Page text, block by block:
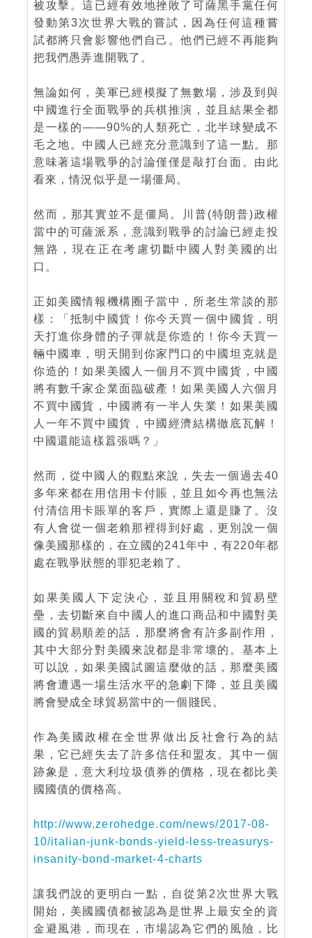
被攻擊。這已經有效地挫敗了可薩黑手黨任何
發動第3次世界大戰的嘗試，因為任何這種嘗
試都將只會影響他們自己。他們已經不再能夠
把我們愚弄進開戰了。
無論如何，美軍已經模擬了無數場，涉及到與
中國進行全面戰爭的兵棋推演，並且結果全都
是一樣的——90%的人類死亡，北半球變成不
毛之地。中國人已經充分意識到了這一點。那
意味著這場戰爭的討論僅僅是敲打台面。由此
看來，情況似乎是一場僵局。
然而，那其實並不是僵局。川普(特朗普)政權
當中的可薩派系，意識到戰爭的討論已經走投
無路，現在正在考慮切斷中國人對美國的出
口。
正如美國情報機構圈子當中，所老生常談的那
樣：「抵制中國貨！你今天買一個中國貨，明
天打進你身體的子彈就是你造的！你今天買一
輛中國車，明天開到你家門口的中國坦克就是
你造的！如果美國人一個月不買中國貨，中國
將有數千家企業面臨破產！如果美國人六個月
不買中國貨，中國將有一半人失業！如果美國
人一年不買中國貨，中國經濟結構徹底瓦解！
中國還能這樣囂張嗎？」
然而，從中國人的觀點來說，失去一個過去40
多年來都在用信用卡付賬，並且如今再也無法
付清信用卡賬單的客戶，實際上還是賺了。沒
有人會從一個老賴那裡得到好處，更別說一個
像美國那樣的，在立國的241年中，有220年都
處在戰爭狀態的罪犯老賴了。
如果美國人下定決心，並且用關稅和貿易壁
壘，去切斷來自中國人的進口商品和中國對美
國的貿易順差的話，那麼將會有許多副作用，
其中大部分對美國來說都是非常壞的。基本上
可以說，如果美國試圖這麼做的話，那麼美國
將會遭遇一場生活水平的急劇下降，並且美國
將會變成全球貿易當中的一個賤民。
作為美國政權在全世界做出反社會行為的結
果，它已經失去了許多信任和盟友。其中一個
跡象是，意大利垃圾債券的價格，現在都比美
國國債的價格高。
http://www.zerohedge.com/news/2017-08-
10/italian-junk-bonds-yield-less-treasurys-
insanity-bond-market-4-charts
讓我們說的更明白一點，自從第2次世界大戰
開始，美國國債都被認為是世界上最安全的資
金避風港，而現在，市場認為它們的風險，比